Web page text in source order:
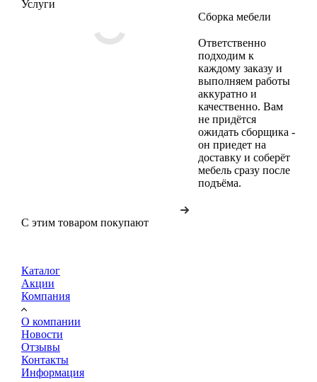
Услуги
Сборка мебели
Ответственно
подходим к
каждому заказу и
выполняем работы
аккуратно и
качественно. Вам
не придётся
ожидать сборщика -
он приедет на
доставку и соберёт
мебель сразу после
подъёма.
С этим товаром покупают
Каталог
Акции
Компания
О компании
Новости
Отзывы
Контакты
Информация